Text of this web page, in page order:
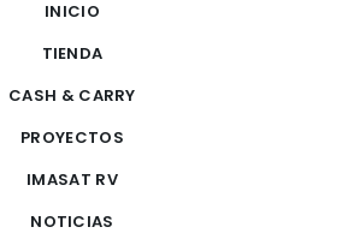
INICIO
TIENDA
CASH & CARRY
PROYECTOS
IMASAT RV
NOTICIAS